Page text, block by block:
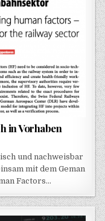
in Vorhaben
und nachweisbar
mit dem Geman
Factors…